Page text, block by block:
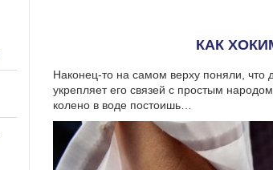
КАК
Наконец-то на самом верху поняли,
укрепляет его связей с простым
колено в воде постоишь…